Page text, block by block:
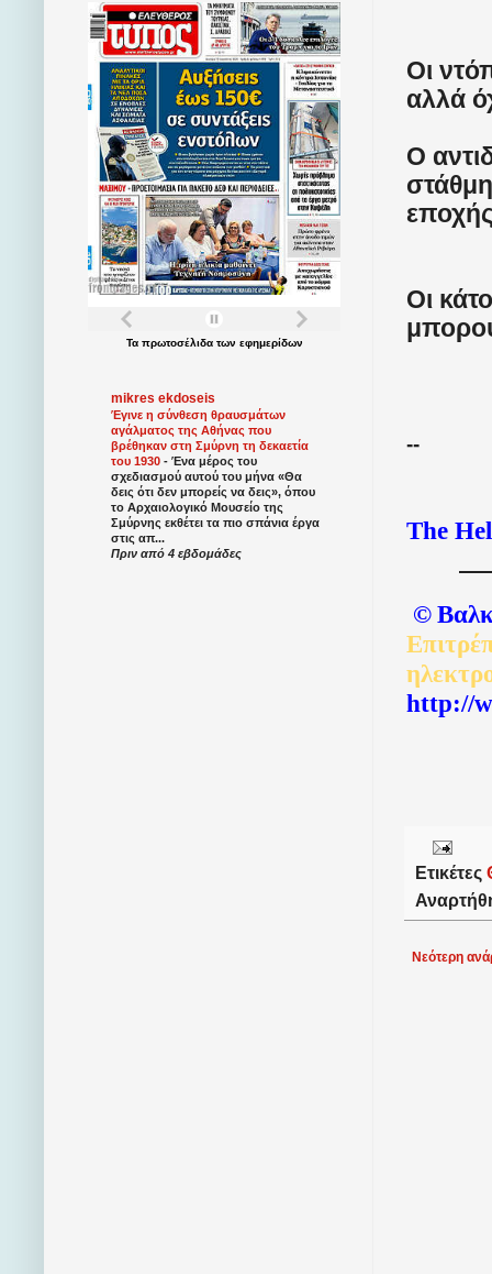
Οι
αλλά
Ο
Οι
--
The
©
http://
Ετικέτες
Νεότερη
Τα πρωτοσέλιδατων εφημερίδων
mikres ekdoseis
Έγινε η σύνθεση θραυσμάτων
αγάλματος της Αθήνας που
βρέθηκαν στη Σμύρνη τη δεκαετία
του 1930 - Ένα μέρος του
σχεδιασμού αυτού του μήνα «Θα
δεις ότι δεν μπορείς να δεις», όπου
το Αρχαιολογικό Μουσείο της
Σμύρνης εκθέτει τα πιο σπάνια έργα
στις απ...
Πριν από 4 εβδομάδες